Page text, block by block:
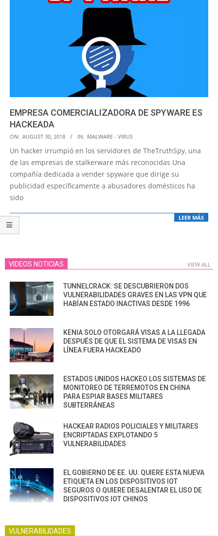
EMPRESA COMERCIALIZADORA DE SPYWARE ES
HACKEADA
2018-
08-
30
ON: AUGUST 30, 2018 IN: MALWARE - VIRUS
Un hacker irrumpió en los servidores de TheTruthSpy, una
de las empresas de stalkerware más reconocidas Una
compañía dedicada a vender spyware que dirige su
publicidad específicamente a abusadores domésticos ha
sido
LEER MÁS
VIDEOS NOTICIAS VIEW ALL
TUNNELCRACK: SE DESCUBRIERON DOS
VULNERABILIDADES GRAVES EN LAS VPN QUE
HABÍAN ESTADO INACTIVAS DESDE 1996
KENIA SOLO OTORGARÁ VISAS A LA LLEGADA
DESPUÉS DE QUE EL SISTEMA DE VISAS EN
LÍNEA FUERA HACKEADO
ESTADOS UNIDOS HACKEO LOS SISTEMAS DE
MONITOREO DE TERREMOTOS EN CHINA
PARA ESPIAR BASES MILITARES
SUBTERRÁNEAS
HACKEAR RADIOS POLICIALES Y MILITARES
ENCRIPTADAS EXPLOTANDO 5
VULNERABILIDADES
EL GOBIERNO DE EE. UU. QUIERE ESTA NUEVA
ETIQUETA EN LOS DISPOSITIVOS IOT
SEGUROS O QUIERE DESALENTAR EL USO DE
DISPOSITIVOS IOT CHINOS
VULNERABILIDADES